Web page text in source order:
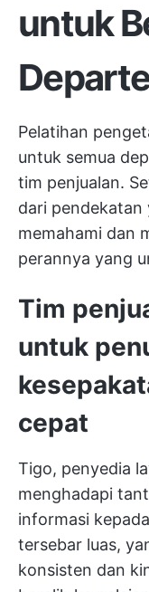
untuk
Pelatihan
untuk semua
tim penjualan.
dari pendekatan
memahami dan
perannya yang
Tim
untuk
cepat
Tigo, penyedia
menghadapi
informasi
tersebar luas,
konsisten dan